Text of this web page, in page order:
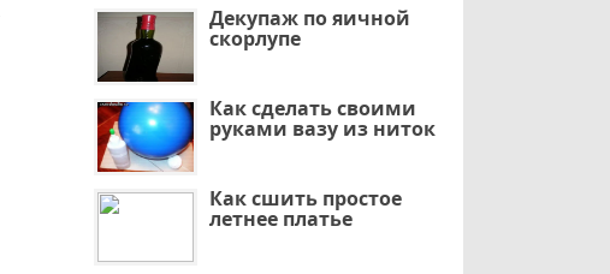
Декупаж по яичной
скорлупе
Как сделать своими
руками вазу из ниток
Как сшить простое
летнее платье